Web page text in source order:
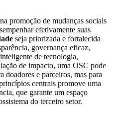
promoção de mudanças sociais
efetivamente suas
seja priorizada e fortalecida
governança eficaz,
de tecnologia,
de impacto, uma OSC pode
doadores e parceiros, mas para
centrais promove uma
que garante um espaço
do terceiro setor.